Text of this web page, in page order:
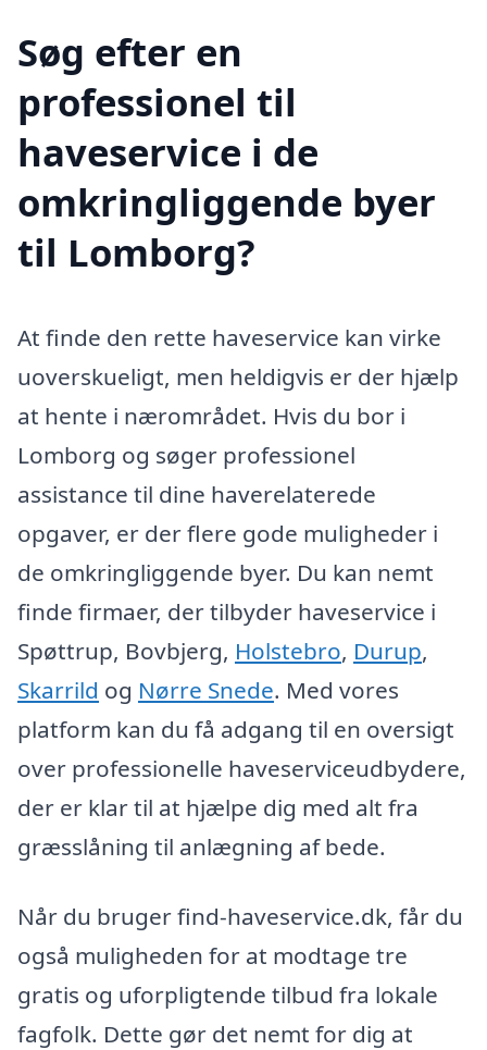
Søg efter en
professionel til
haveservice i de
omkringliggende byer
til Lomborg?
At finde den rette haveservice kan virke
uoverskueligt, men heldigvis er der hjælp
at hente i nærområdet. Hvis du bor i
Lomborg og søger professionel
assistance til dine haverelaterede
opgaver, er der flere gode muligheder i
de omkringliggende byer. Du kan nemt
finde firmaer, der tilbyder haveservice i
Spøttrup, Bovbjerg, Holstebro, Durup,
Skarrild og Nørre Snede. Med vores
platform kan du få adgang til en oversigt
over professionelle haveserviceudbydere,
der er klar til at hjælpe dig med alt fra
græsslåning til anlægning af bede.
Når du bruger find-haveservice.dk, får du
også muligheden for at modtage tre
gratis og uforpligtende tilbud fra lokale
fagfolk. Dette gør det nemt for dig at